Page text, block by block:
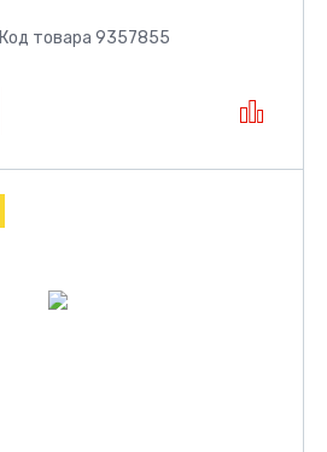
Код товара 9357855